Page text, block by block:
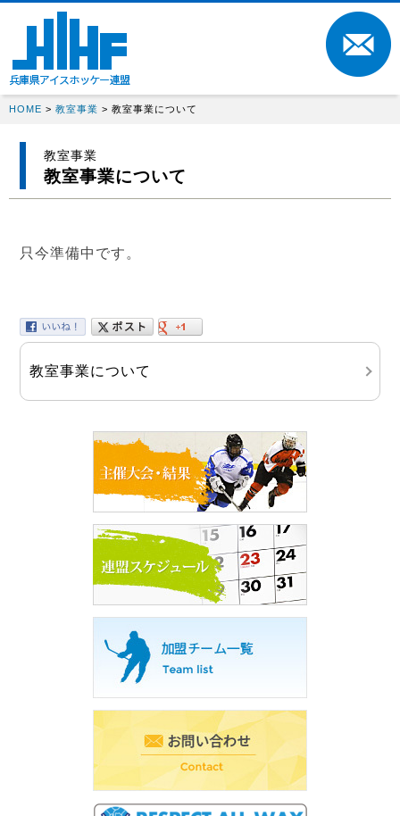
HOME > 教室事業 > 教室事業について
教室事業
教室事業について
只今準備中です。
教室事業について